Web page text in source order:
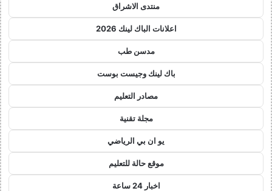
منتدى الاشراق
اعلانات الباك لينك 2026
مدسن طب
باك لينك وجيست بوست
مصادر التعليم
مجلة تقنية
يو ان بي الرياضي
موقع حالة للتعليم
اخبار 24 ساعة